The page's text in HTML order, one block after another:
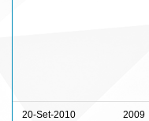
20-Set-2010 2009